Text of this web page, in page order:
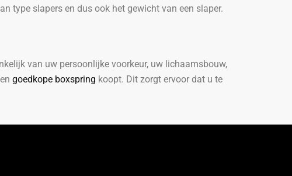
type slapers en dus ook het gewicht van een slaper.
van uw persoonlijke voorkeur, uw lichaamsbouw,
goedkope boxspring koopt. Dit zorgt ervoor dat u te